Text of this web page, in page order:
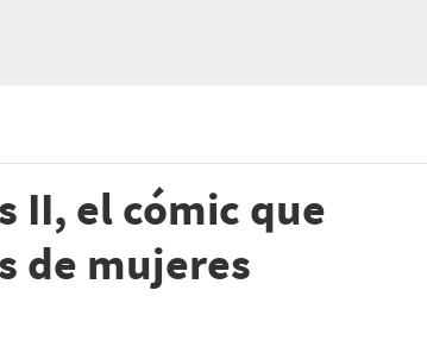
II, el cómic que
de mujeres